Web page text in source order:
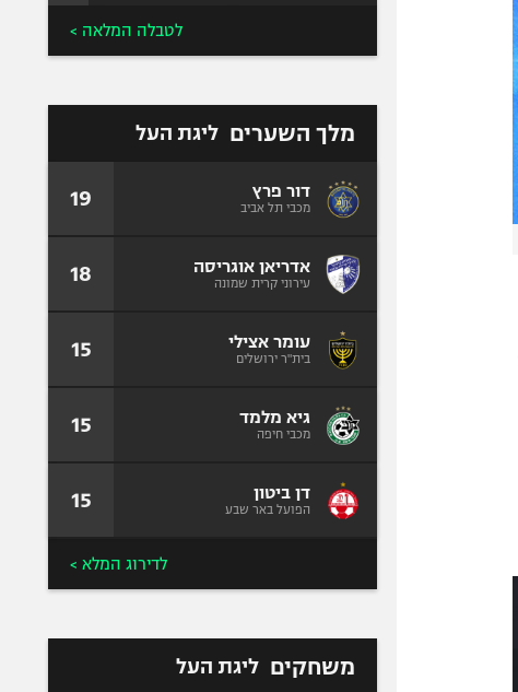
לטבלה המלאה >
מלך השערים ליגת העל
דור פרץ
מכבי תל אביב 19
אדריאן אוגריסה
עירוני קרית שמונה 18
עומר אצילי
בית"ר ירושלים 15
גיא מלמד
מכבי חיפה 15
דן ביטון
הפועל באר שבע 15
לדירוג המלא >
משחקים ליגת העל